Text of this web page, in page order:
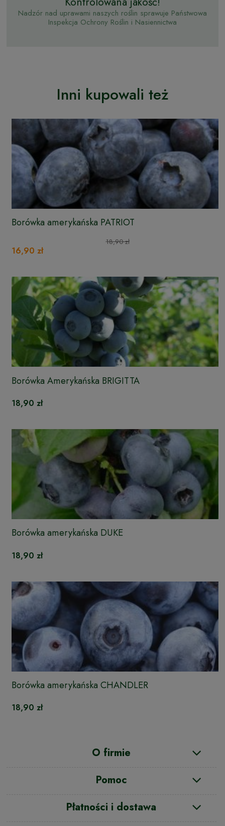
Nadzór nad uprawami naszych roślin sprawuje Państwowa
Inspekcja Ochrony Roślin i Nasiennictwa
Inni kupowali też
Borówka amerykańska PATRIOT
18,90 zł
16,90 zł
Borówka Amerykańska BRIGITTA
18,90 zł
Borówka amerykańska DUKE
18,90 zł
Borówka amerykańska CHANDLER
18,90 zł
O firmie
Pomoc
Płatności i dostawa